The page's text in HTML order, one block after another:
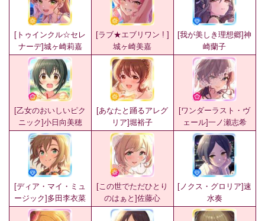
[トゥインクル☆セレ
ナーデ]城ヶ崎莉嘉
[ラブ★エブリワン ! ]
城ヶ崎美嘉
[我が美しき理想郷]神
崎蘭子
[乙女のおいしいピク
ニック]小日向美穂
[あなたと踊るアレグ
リア]堀裕子
[ワンダーラスト・ヴ
ェール]一ノ瀬志希
[ディア・マイ・ミュ
ージック]多田李衣菜
[この世でただひとり
のはぁと]佐藤心
[ノクス・グロリア]速
水奏